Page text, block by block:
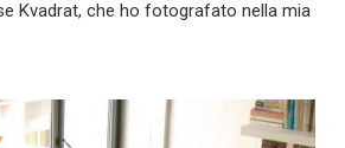
Kvadrat, che ho fotografato nella mia